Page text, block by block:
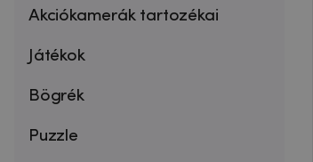
Akciókamerák tartozékai
Játékok
Bögrék
Puzzle